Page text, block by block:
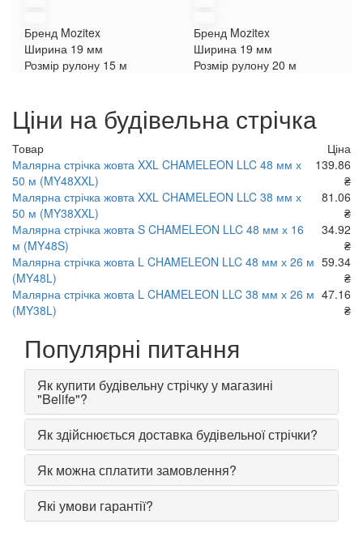
Бренд Mozitex
Ширина 19 мм
Розмір рулону 15 м
Бренд Mozitex
Ширина 19 мм
Розмір рулону 20 м
Ціни на будівельна стрічка
Товар
Ціна
Малярна стрічка жовта XXL CHAMELEON LLC 48 мм х
50 м (MY48XXL)
139.86
₴
Малярна стрічка жовта XXL CHAMELEON LLC 38 мм х
50 м (MY38XXL)
81.06
₴
Малярна стрічка жовта S CHAMELEON LLC 48 мм х 16
м (MY48S)
34.92
₴
Малярна стрічка жовта L CHAMELEON LLC 48 мм х 26 м
(MY48L)
59.34
₴
Малярна стрічка жовта L CHAMELEON LLC 38 мм х 26 м
(MY38L)
47.16
₴
Популярні питання
Як купити будівельну стрічку у магазині
"Belife"?
Як здійснюється доставка будівельної стрічки?
Як можна сплатити замовлення?
Які умови гарантії?